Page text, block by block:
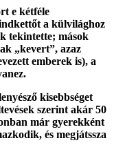
e kétféle
a külvilághoz
tekintette; mások
„kevert”, azaz
emberek is), a
kisebbséget
szerint akár 50
már gyerekként
és megjátssza